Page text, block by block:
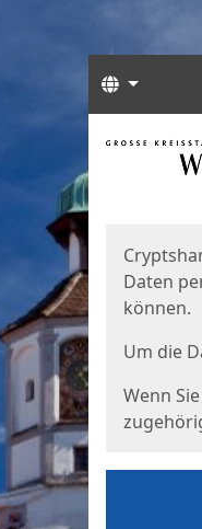
Sprachen
Start
Daten
können.
Um die
Wenn